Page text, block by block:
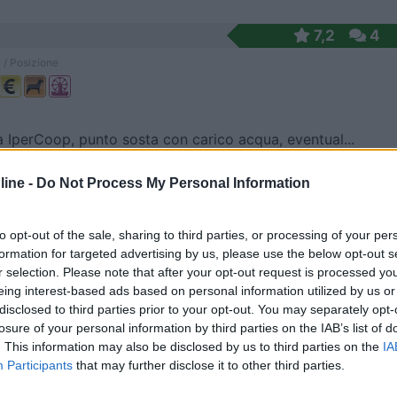
- Do Not Process My Personal Information
opt-out of the sale, sharing to third parties, or processing of your
for targeted advertising by us, please use the below opt-out
selection. Please note that after your opt-out request is processed
interest-based ads based on personal information utilized by us
to third parties prior to your opt-out. You may separately
of your personal information by third parties on the IAB’s list of
This information may also be disclosed by us to third parties on the
Participants that may further disclose it to other third parties.
7,2 4
IperCoop, punto sosta con carico acqua, eventual...
11
Posizione
15 veicoli, degustazioni incluse nel prezzo del...
- 21.1km